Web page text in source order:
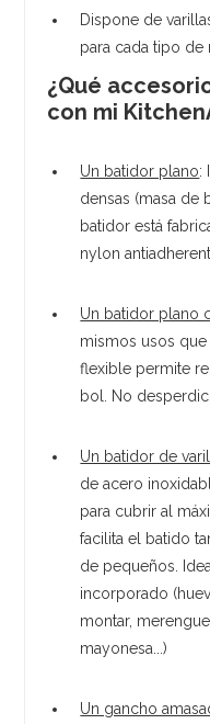
Dispone de
para cada tipo de
¿Qué
con mi
Un batidor plano:
densas (masa de
batidor está
nylon
Un batidor plano
mismos usos
flexible permite
bol. No
Un batidor de
de acero
para cubrir al
facilita el batido
de pequeños.
incorporado
montar,
mayonesa...)
Un gancho